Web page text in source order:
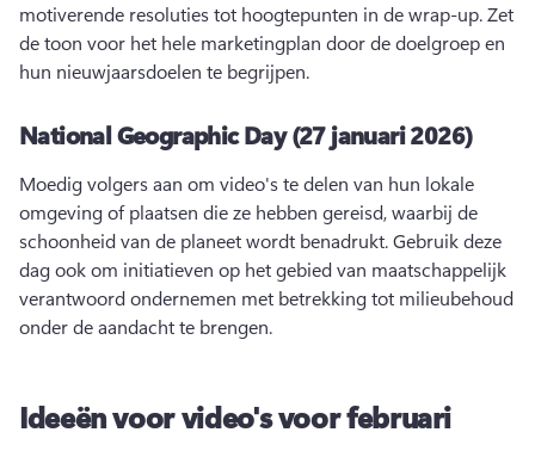
motiverende resoluties tot hoogtepunten in de wrap-up. Zet
de toon voor het hele marketingplan door de doelgroep en
hun nieuwjaarsdoelen te begrijpen.
National Geographic Day (27 januari 2026)
Moedig volgers aan om video's te delen van hun lokale
omgeving of plaatsen die ze hebben gereisd, waarbij de
schoonheid van de planeet wordt benadrukt. Gebruik deze
dag ook om initiatieven op het gebied van maatschappelijk
verantwoord ondernemen met betrekking tot milieubehoud
onder de aandacht te brengen.
Ideeën voor video's voor februari